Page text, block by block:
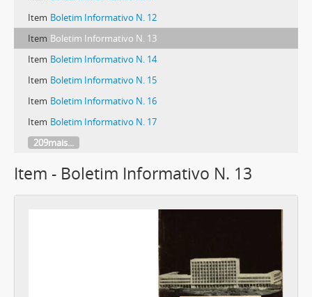
Item Boletim Informativo N. 12
Item Boletim Informativo N. 13
Item Boletim Informativo N. 14
Item Boletim Informativo N. 15
Item Boletim Informativo N. 16
Item Boletim Informativo N. 17
209mais...
Item - Boletim Informativo N. 13